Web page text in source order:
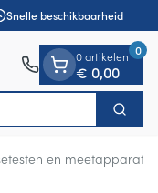
Snelle beschikbaarheid
Zoek
0 artikelen
€ 0,00
0
en